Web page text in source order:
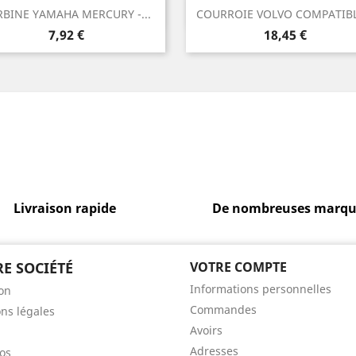
YAMAHA MERCURY -...
Prix
7,92 €
 Aperçu rapide COURROIE VOLVO
Prix
18,45 €
Aperçu rapide
Livraison rapide De nombreuses
SOCIÉTÉ
légales
VOTRE COMPTE
Informations personnelles
Commandes
Avoirs
Adresses